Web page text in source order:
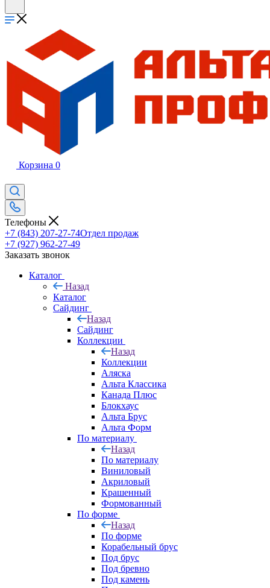
Корзина 0
Телефоны
+7 (843) 207-27-74Отдел продаж
+7 (927) 962-27-49
Заказать звонок
Каталог
Назад
Каталог
Сайдинг
Назад
Сайдинг
Коллекции
Назад
Коллекции
Аляска
Альта Классика
Канада Плюс
Блокхаус
Альта Брус
Альта Форм
По материалу
Назад
По материалу
Виниловый
Акриловый
Крашенный
Формованный
По форме
Назад
По форме
Корабельный брус
Под брус
Под бревно
Под камень